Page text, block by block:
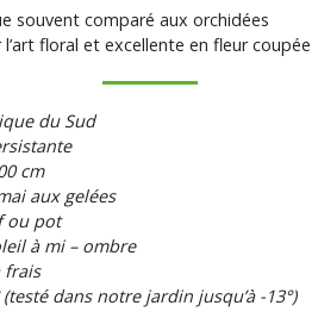
souvent comparé aux orchidées
floral et excellente en fleur coupée
du Sud
cm
aux gelées
ou pot
à mi – ombre
frais
(testé dans notre jardin jusqu’à -13°)